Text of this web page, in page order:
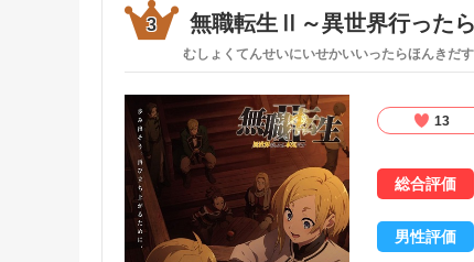
そして、
ハロウィンで
れた「五条
条単独での
には“帳”の
渋谷に集結し
かつてない
3 無職転生Ⅱ～異世界行った
むしょくてんせいにいせかいいったらほんきだす
13
総合評価
男性評価